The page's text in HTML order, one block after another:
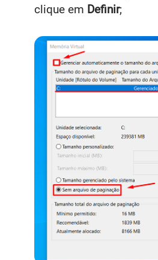
clique em Definir;